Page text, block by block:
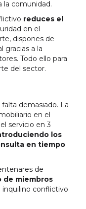
la comunidad.
reduces el
en el
dispones de
gracias a la
Todo ello para
del sector.
demasiado. La
en el
servicio en 3
los
en tiempo
de
de miembros
inquilino conflictivo